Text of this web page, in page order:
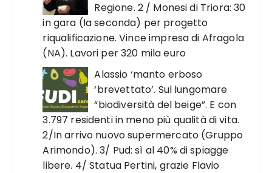
Regione. 2 / Monesi di Triora: 30
in gara (la seconda) per progetto
riqualificazione. Vince impresa di Afragola
(NA). Lavori per 320 mila euro
Alassio ‘manto erboso
‘brevettato’. Sul lungomare
“biodiversità del beige”. E con
3.797 residenti in meno più qualità di vita.
2/In arrivo nuovo supermercato (Gruppo
Arimondo). 3/ Pud: sì al 40% di spiagge
libere. 4/ Statua Pertini, grazie Flavio